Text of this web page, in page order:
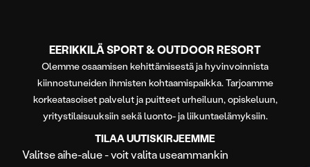
EERIKKILÄ SPORT & OUTDOOR RESORT
Olemme osaamisen kehittämisestä ja hyvinvoinnista
kiinnostuneiden ihmisten kohtaamispaikka. Tarjoamme
korkeatasoiset palvelut ja puitteet urheiluun, opiskeluun,
yritystilaisuuksiin sekä luonto- ja liikuntaelämyksiin.
TILAA UUTISKIRJEEMME
Valitse aihe-alue - voit valita useammankin